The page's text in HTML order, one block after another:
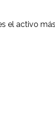
el activo